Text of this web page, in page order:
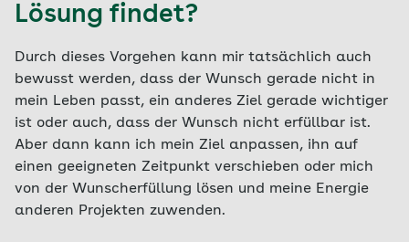
Lösung findet?
Durch dieses Vorgehen kann mir tatsächlich auch
bewusst werden, dass der Wunsch gerade nicht in
mein Leben passt, ein anderes Ziel gerade wichtiger
ist oder auch, dass der Wunsch nicht erfüllbar ist.
Aber dann kann ich mein Ziel anpassen, ihn auf
einen geeigneten Zeitpunkt verschieben oder mich
von der Wunscherfüllung lösen und meine Energie
anderen Projekten zuwenden.